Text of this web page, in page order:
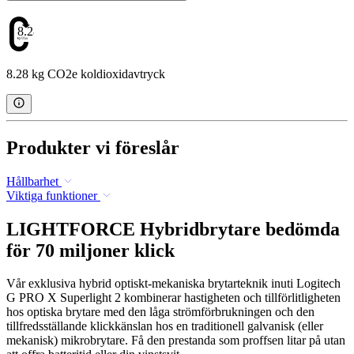
8.28
8.28 kg CO2e koldioxidavtryck
Produkter vi föreslår
Hållbarhet
Viktiga funktioner
LIGHTFORCE Hybridbrytare bedömda
för 70 miljoner klick
Vår exklusiva hybrid optiskt-mekaniska brytarteknik inuti Logitech
G PRO X Superlight 2 kombinerar hastigheten och tillförlitligheten
hos optiska brytare med den låga strömförbrukningen och den
tillfredsställande klickkänslan hos en traditionell galvanisk (eller
mekanisk) mikrobrytare. Få den prestanda som proffsen litar på utan